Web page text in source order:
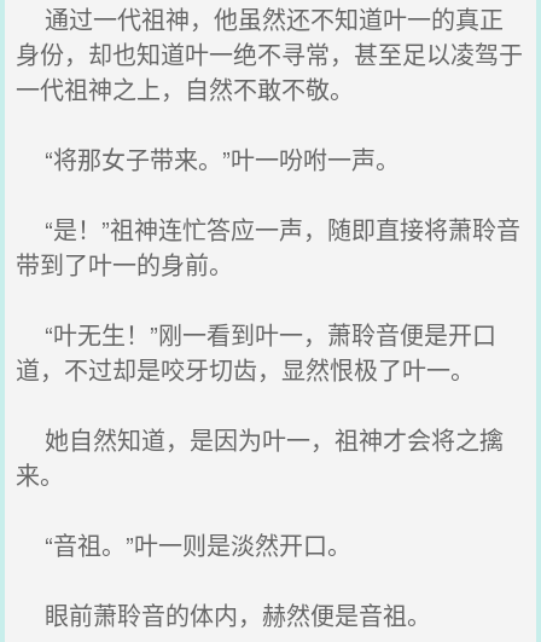
通过一代祖神，他虽然还不知道叶一的真正
身份，却也知道叶一绝不寻常，甚至足以凌驾于
一代祖神之上，自然不敢不敬。
“将那女子带来。”叶一吩咐一声。
“是！”祖神连忙答应一声，随即直接将萧聆音
带到了叶一的身前。
“叶无生！”刚一看到叶一，萧聆音便是开口
道，不过却是咬牙切齿，显然恨极了叶一。
她自然知道，是因为叶一，祖神才会将之擒
来。
“音祖。”叶一则是淡然开口。
眼前萧聆音的体内，赫然便是音祖。